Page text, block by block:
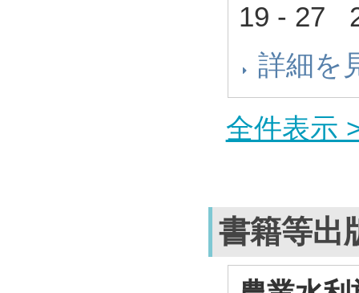
19 - 27
詳細を
全件表示
書籍等出